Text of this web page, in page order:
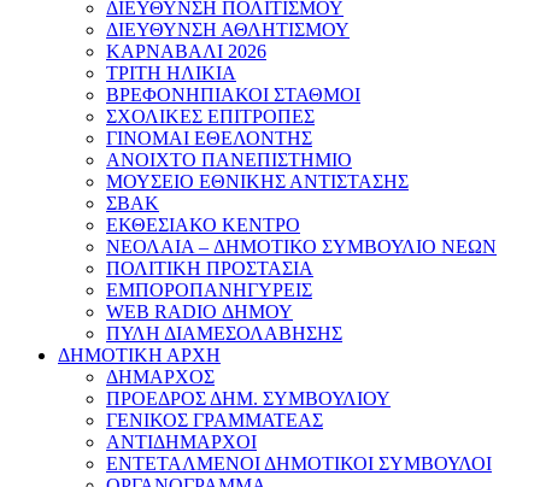
ΔΙΕΥΘΥΝΣΗ ΠΟΛΙΤΙΣΜΟΥ
ΔΙΕΥΘΥΝΣΗ ΑΘΛΗΤΙΣΜΟΥ
ΚΑΡΝΑΒΑΛΙ 2026
ΤΡΙΤΗ ΗΛΙΚΙΑ
ΒΡΕΦΟΝΗΠΙΑΚΟΙ ΣΤΑΘΜΟΙ
ΣΧΟΛΙΚΕΣ ΕΠΙΤΡΟΠΕΣ
ΓΙΝΟΜΑΙ ΕΘΕΛΟΝΤΗΣ
ΑΝΟΙΧΤΟ ΠΑΝΕΠΙΣΤΗΜΙΟ
ΜΟΥΣΕΙΟ ΕΘΝΙΚΗΣ ΑΝΤΙΣΤΑΣΗΣ
ΣΒΑΚ
ΕΚΘΕΣΙΑΚΟ ΚΕΝΤΡΟ
ΝΕΟΛΑΙA – ΔΗΜΟΤΙΚΟ ΣΥΜΒΟΥΛΙΟ ΝΕΩΝ
ΠΟΛΙΤΙΚΗ ΠΡΟΣΤΑΣΙΑ
ΕΜΠΟΡΟΠΑΝΗΓΥΡΕΙΣ
WEB RADIO ΔΗΜΟΥ
ΠΥΛΗ ΔΙΑΜΕΣΟΛΑΒΗΣΗΣ
ΔΗΜΟΤΙΚΗ ΑΡΧΗ
ΔΗΜΑΡΧΟΣ
ΠΡΟΕΔΡΟΣ ΔΗΜ. ΣΥΜΒΟΥΛΙΟΥ
ΓΕΝΙΚΟΣ ΓΡΑΜΜΑΤΕΑΣ
ΑΝΤΙΔΗΜΑΡΧΟΙ
ΕΝΤΕΤΑΛΜΕΝΟΙ ΔΗΜΟΤΙΚΟΙ ΣΥΜΒΟΥΛΟΙ